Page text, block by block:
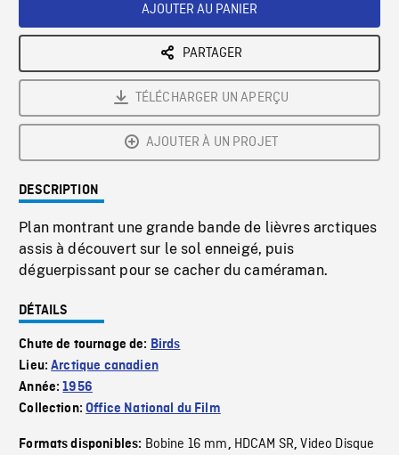
AJOUTER AU PANIER
PARTAGER
TÉLÉCHARGER UN APERÇU
AJOUTER À UN PROJET
DESCRIPTION
Plan montrant une grande bande de lièvres arctiques
assis à découvert sur le sol enneigé, puis
déguerpissant pour se cacher du caméraman.
DÉTAILS
Chute de tournage de: Birds
Lieu:Arctique canadien
Année:1956
Collection:Office National du Film
Formats disponibles: Bobine 16 mm, HDCAM SR,Video Disque